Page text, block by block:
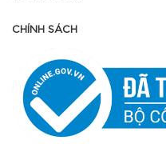
CHÍNH SÁCH